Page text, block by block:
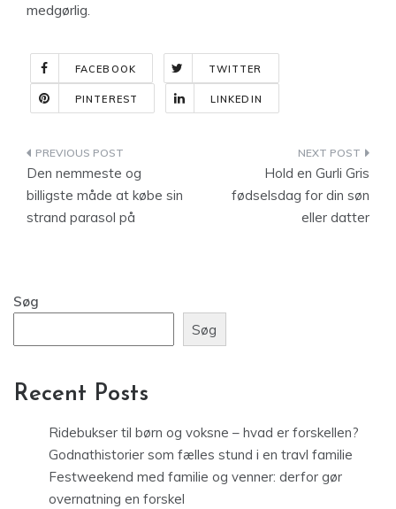
medgørlig.
FACEBOOK TWITTER
PINTEREST LINKEDIN
Indlægsnavigation
Den nemmeste og
billigste måde at købe sin
strand parasol på
Hold en Gurli Gris
fødselsdag for din søn
eller datter
Søg
Søg
Recent Posts
Ridebukser til børn og voksne – hvad er forskellen?
Godnathistorier som fælles stund i en travl familie
Festweekend med familie og venner: derfor gør
overnatning en forskel